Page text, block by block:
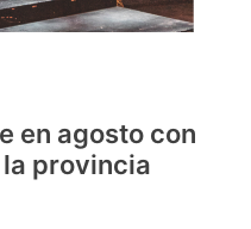
en agosto con
provincia